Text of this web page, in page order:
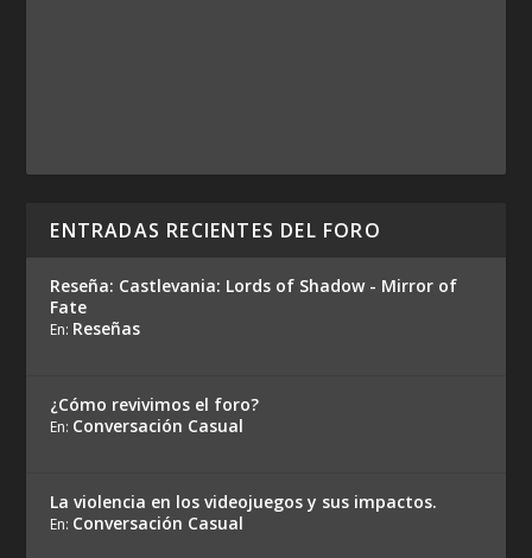
ENTRADAS RECIENTES DEL FORO
Reseña: Castlevania: Lords of Shadow - Mirror of
Fate
En: Reseñas
¿Cómo revivimos el foro?
En: Conversación Casual
La violencia en los videojuegos y sus impactos.
En: Conversación Casual